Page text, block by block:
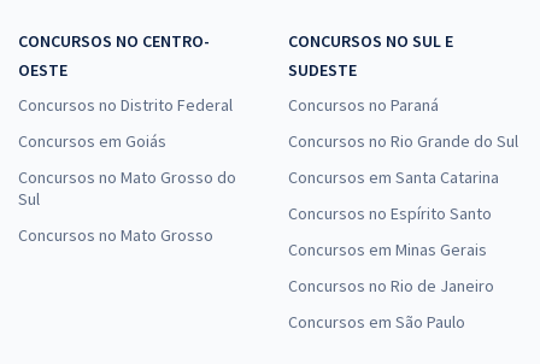
CONCURSOS NO CENTRO-
OESTE
Concursos no Distrito Federal
Concursos em Goiás
Concursos no Mato Grosso do
Sul
Concursos no Mato Grosso
CONCURSOS NO SUL E
SUDESTE
Concursos no Paraná
Concursos no Rio Grande do Sul
Concursos em Santa Catarina
Concursos no Espírito Santo
Concursos em Minas Gerais
Concursos no Rio de Janeiro
Concursos em São Paulo